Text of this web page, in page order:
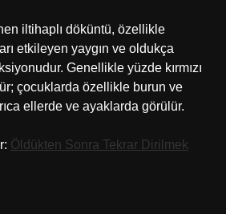
iltihaplı döküntü, özellikle
etkileyen yaygın ve oldukça
Genellikle yüzde kırmızı
çocuklarda özellikle burun ve
ellerde ve ayaklarda görülür.
Öldükten Sonra Tekrar Dirilmek